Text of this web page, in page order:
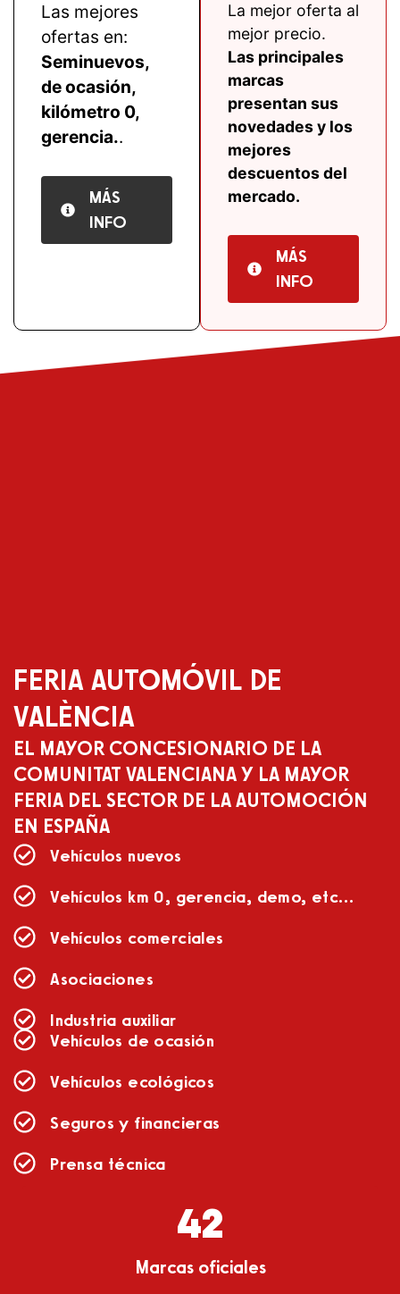
Las mejores
ofertas en:
Seminuevos,
de ocasión,
kilómetro 0,
gerencia..
MÁS
INFO
La mejor oferta al
mejor precio.
Las principales
marcas
presentan sus
novedades y los
mejores
descuentos del
mercado.
MÁS
INFO
FERIA AUTOMÓVIL DE
VALÈNCIA
EL MAYOR CONCESIONARIO DE LA
COMUNITAT VALENCIANA Y LA MAYOR
FERIA DEL SECTOR DE LA AUTOMOCIÓN
EN ESPAÑA
Vehículos nuevos
Vehículos km 0, gerencia, demo, etc…
Vehículos comerciales
Asociaciones
Industria auxiliar
Vehículos de ocasión
Vehículos ecológicos
Seguros y financieras
Prensa técnica
Marcas oficiales
42